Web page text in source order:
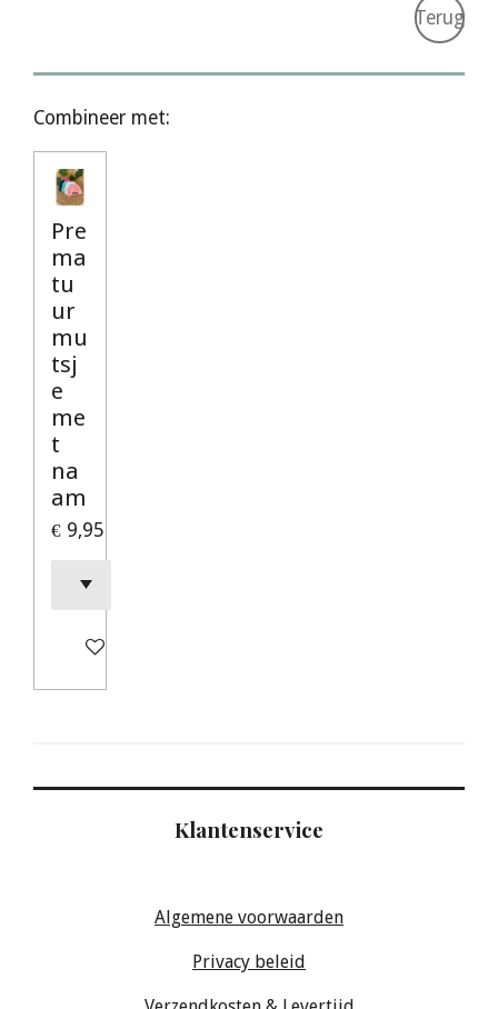
Terug
Combineer met:
Pre
ma
tu
ur
mu
tsj
e
me
t
na
am
€ 9,95
Bekijk details
Klantenservice
Algemene voorwaarden
Privacy beleid